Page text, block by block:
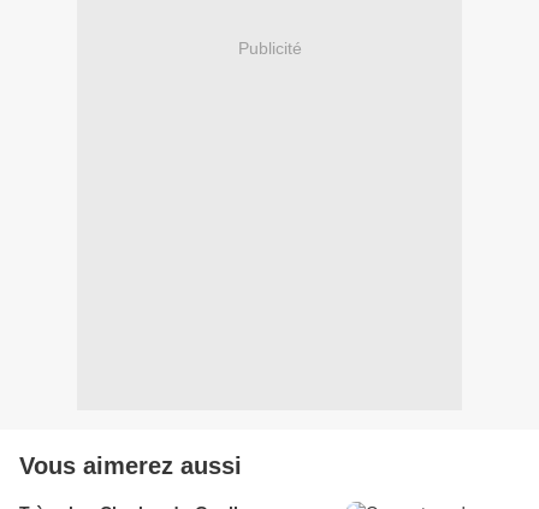
Publicité
Vous aimerez aussi